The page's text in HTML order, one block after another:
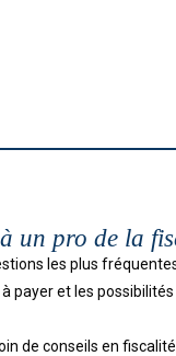
un pro de la
les plus
payer et les
de conseils en